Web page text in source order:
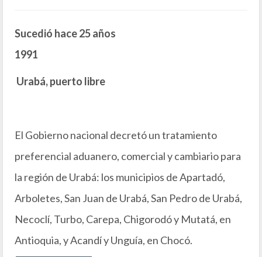
Sucedió hace 25 años
1991
Urabá, puerto libre
El Gobierno nacional decretó un tratamiento
preferencial aduanero, comercial y cambiario para
la región de Urabá: los municipios de Apartadó,
Arboletes, San Juan de Urabá, San Pedro de Urabá,
Necoclí, Turbo, Carepa, Chigorodó y Mutatá, en
Antioquia, y Acandí y Unguía, en Chocó.